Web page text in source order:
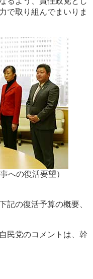
で取り組んでまいりま
への復活要望）
記の復活予算の概要、
民党のコメントは、幹